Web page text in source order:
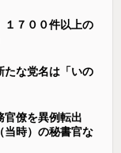
１７００件以上の
たな党名は「いの
官僚を異例転出
時）の秘書官な